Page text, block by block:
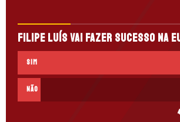
Filipe Luís vai fazer sucesso na
Sim
Não